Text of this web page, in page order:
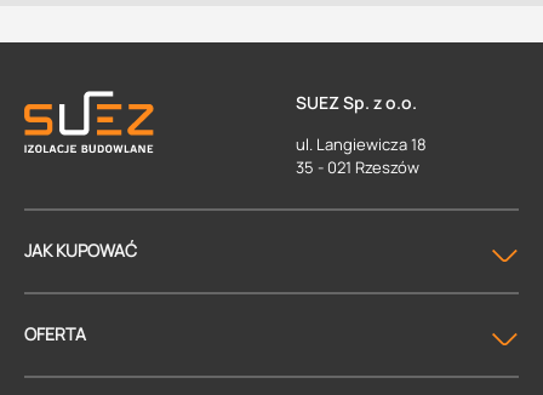
SUEZ Sp. z o.o.
ul. Langiewicza 18
35 - 021 Rzeszów
JAK KUPOWAĆ
OFERTA